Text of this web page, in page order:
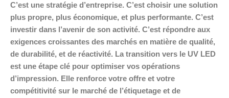
C’est une stratégie d’entreprise. C’est choisir une solution
plus propre, plus économique, et plus performante. C’est
investir dans l’avenir de son activité. C’est répondre aux
exigences croissantes des marchés en matière de qualité,
de durabilité, et de réactivité. La transition vers le UV LED
est une étape clé pour optimiser vos opérations
d’impression. Elle renforce votre offre et votre
compétitivité sur le marché de l’étiquetage et de